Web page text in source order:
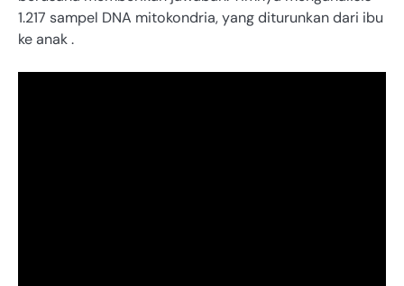
1.217 sampel DNA mitokondria, yang diturunkan dari ibu
ke anak .